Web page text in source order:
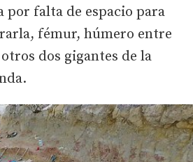
por falta de espacio para
fémur, húmero entre
dos gigantes de la